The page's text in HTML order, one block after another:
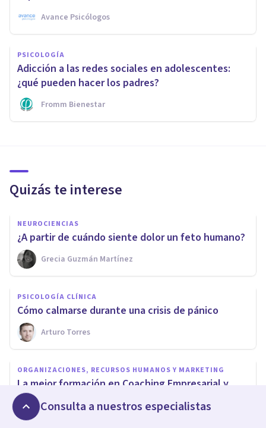
Avance Psicólogos
PSICOLOGÍA
Adicción a las redes sociales en adolescentes:
¿qué pueden hacer los padres?
Fromm Bienestar
Quizás te interese
NEUROCIENCIAS
¿A partir de cuándo siente dolor un feto humano?
Grecia Guzmán Martínez
PSICOLOGÍA CLÍNICA
Cómo calmarse durante una crisis de pánico
Arturo Torres
ORGANIZACIONES, RECURSOS HUMANOS Y MARKETING
La mejor formación en Coaching Empresarial y
Ejecutivo
Consulta a nuestros especialistas